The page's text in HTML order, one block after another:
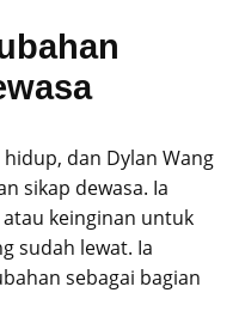
dan Dylan Wang
sikap dewasa. Ia
keinginan untuk
sudah lewat. Ia
sebagai bagian